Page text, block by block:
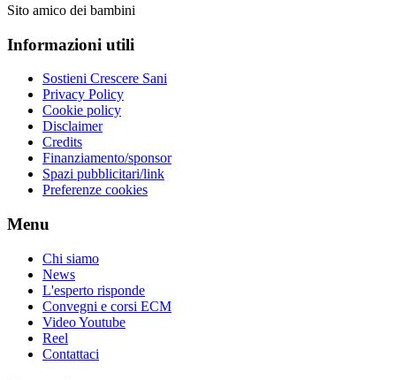
Sito amico dei bambini
Informazioni utili
Sostieni Crescere Sani
Privacy Policy
Cookie policy
Disclaimer
Credits
Finanziamento/sponsor
Spazi pubblicitari/link
Preferenze cookies
Menu
Chi siamo
News
L'esperto risponde
Convegni e corsi ECM
Video Youtube
Reel
Contattaci